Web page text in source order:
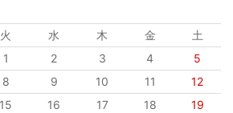
火 水 木 金
土
1
2 3 4
5
8 9 10 11
12
15 16 17 18
19